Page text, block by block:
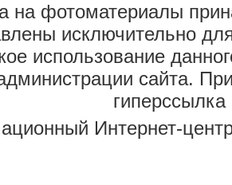
на фотоматериалы
исключительно
использование
сайта.
гиперссылка
Интернет-